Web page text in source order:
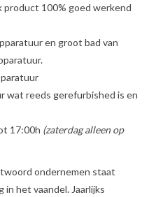
product 100% goed werkend
en groot bad van
wat reeds gerefurbished is en
17:00h (zaterdag alleen op
ondernemen staat
het vaandel. Jaarlijks